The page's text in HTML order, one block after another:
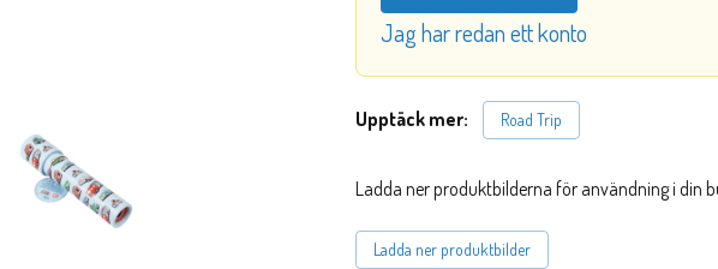
Jag har redan ett konto
Upptäck mer: Road Trip
Ladda ner produktbilderna för användning i din
Ladda ner produktbilder